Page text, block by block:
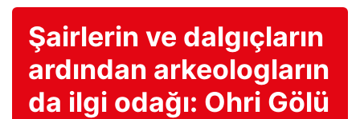
Şairlerin ve dalgıçların
ardından arkeologların
da ilgi odağı: Ohri Gölü